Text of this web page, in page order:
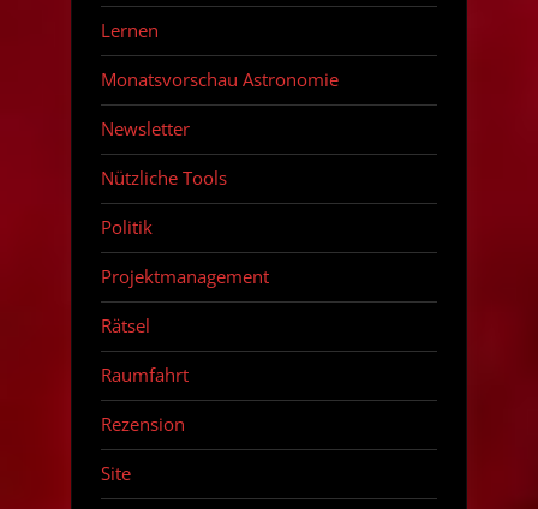
Lernen
Monatsvorschau Astronomie
Newsletter
Nützliche Tools
Politik
Projektmanagement
Rätsel
Raumfahrt
Rezension
Site